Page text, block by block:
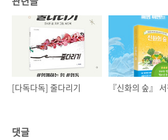
[다독다독] 줄다리기
댓글